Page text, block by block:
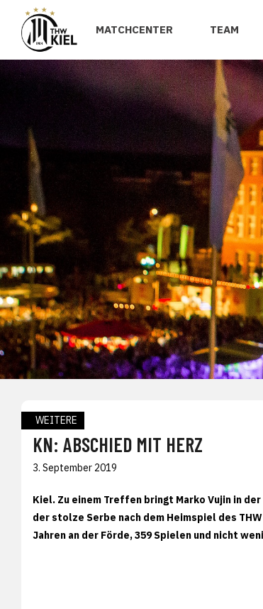
MATCHCENTER TEAM
WEITERE
KN: ABSCHIED MIT HERZ
3. September 2019
Kiel. Zu einem Treffen bringt Marko Vujin in
der stolze Serbe nach dem Heimspiel des
Jahren an der Förde, 359 Spielen und nicht